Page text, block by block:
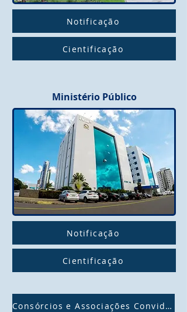
Notificação
Cientificação
Ministério Público
Notificação
Cientificação
Consórcios e Associações Convidados